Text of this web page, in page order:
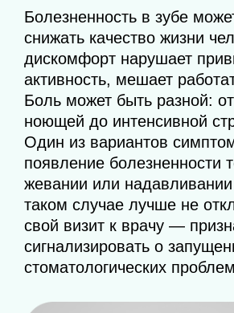
Болезненность в зубе
снижать качество жизни
дискомфорт нарушает
активность, мешает
Боль может быть разной:
ноющей до интенсивной
Один из вариантов
появление болезненности
жевании или
таком случае лучше не
свой визит к врачу —
сигнализировать о
стоматологических